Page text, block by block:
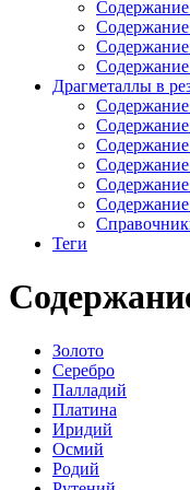
Содержание
Содержание
Содержание
Драгметаллы в
Содержание
Содержание
Содержание
Содержание
Содержание
Содержание
Теги
Золото
Серебро
Палладий
Платина
Иридий
Осмий
Родий